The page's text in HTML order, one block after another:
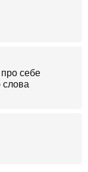
про себе
слова